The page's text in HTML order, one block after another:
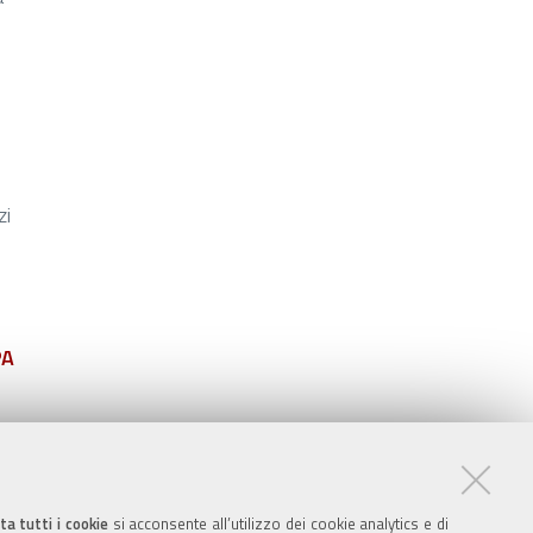
tutti i cookiesi acconsente all’utilizzo dei cookie analytics e di